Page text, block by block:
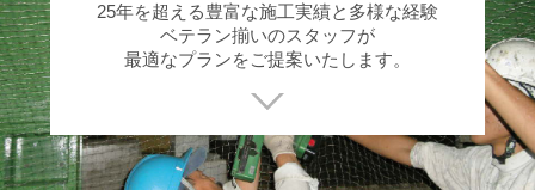
25年を超える豊富な施工実績と多様な経験
ベテラン揃いのスタッフが
最適なプランをご提案いたします。